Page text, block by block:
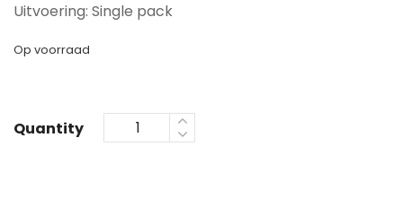
Uitvoering: Single pack
Op voorraad
Quantity